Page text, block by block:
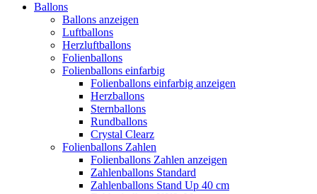
Ballons
Ballons anzeigen
Luftballons
Herzluftballons
Folienballons
Folienballons einfarbig
Folienballons einfarbig anzeigen
Herzballons
Sternballons
Rundballons
Crystal Clearz
Folienballons Zahlen
Folienballons Zahlen anzeigen
Zahlenballons Standard
Zahlenballons Stand Up 40 cm